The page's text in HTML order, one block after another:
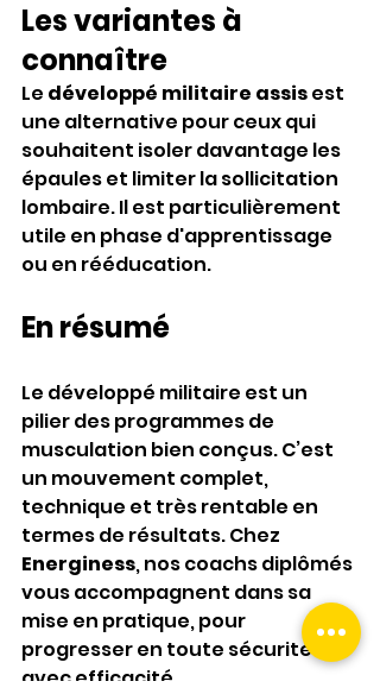
Les variantes à
connaître
Le développé militaire assis est
une alternative pour ceux qui
souhaitent isoler davantage les
épaules et limiter la sollicitation
lombaire. Il est particulièrement
utile en phase d'apprentissage
ou en rééducation.
En résumé
Le développé militaire est un
pilier des programmes de
musculation bien conçus. C’est
un mouvement complet,
technique et très rentable en
termes de résultats. Chez
Energiness, nos coachs diplômés
vous accompagnent dans sa
mise en pratique, pour
progresser en toute sécurité et
avec efficacité.